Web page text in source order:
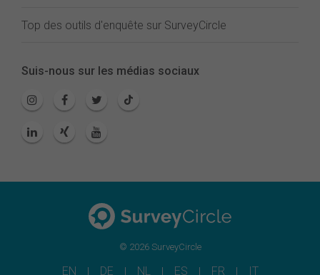
Top des outils d'enquête sur SurveyCircle
Suis-nous sur les médias sociaux
© 2026 SurveyCircle
EN DE NL ES FR IT